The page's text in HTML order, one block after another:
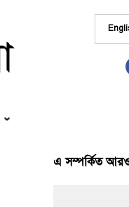
এ সম্পর্কিত